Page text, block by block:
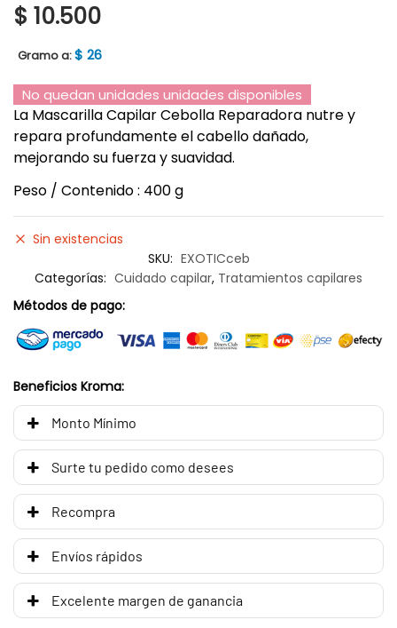
$ 10.500
Gramo a:$ 26
No quedan unidades unidades disponibles
La Mascarilla Capilar Cebolla Reparadora nutre y
repara profundamente el cabello dañado,
mejorando su fuerza y suavidad.
Peso / Contenido : 400 g
Sin existencias
SKU: EXOTICceb
Categorías: Cuidado capilar, Tratamientos capilares
Métodos de pago:
Beneficios Kroma:
Monto Mínimo
Surte tu pedido como desees
Recompra
Envíos rápidos
Excelente margen de ganancia